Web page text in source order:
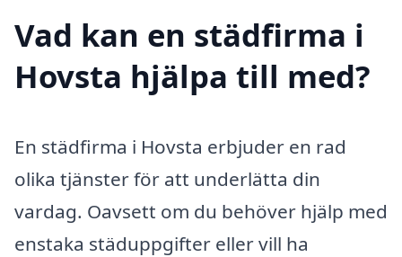
Vad kan en städfirma i
Hovsta hjälpa till med?
En städfirma i Hovsta erbjuder en rad
olika tjänster för att underlätta din
vardag. Oavsett om du behöver hjälp med
enstaka städuppgifter eller vill ha